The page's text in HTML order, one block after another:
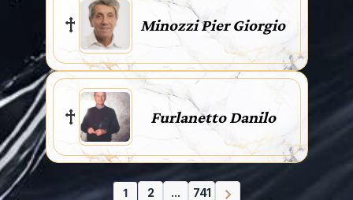
Minozzi Pier Giorgio
Furlanetto Danilo
1 2 ... 741